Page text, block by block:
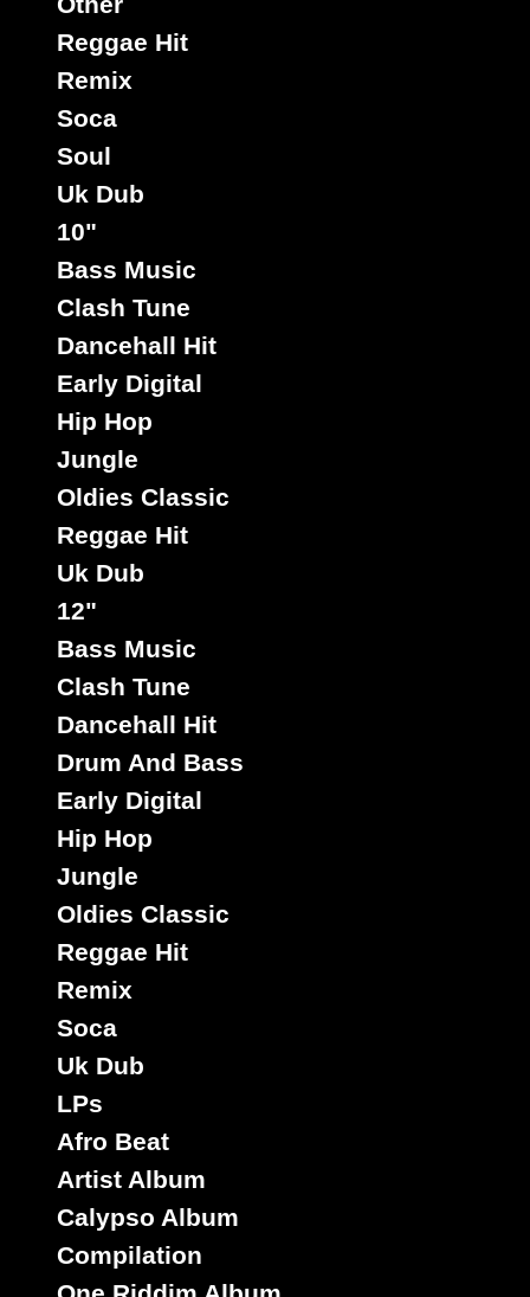
Reggae Hit
Remix
Soca
Soul
Uk Dub
10"
Bass Music
Clash Tune
Dancehall Hit
Early Digital
Hip Hop
Jungle
Oldies Classic
Reggae Hit
Uk Dub
12"
Bass Music
Clash Tune
Dancehall Hit
Drum And Bass
Early Digital
Hip Hop
Jungle
Oldies Classic
Reggae Hit
Remix
Soca
Uk Dub
LPs
Afro Beat
Artist Album
Calypso Album
Compilation